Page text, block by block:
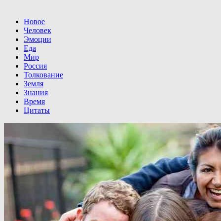
Новое
Человек
Эмоции
Еда
Мир
Россия
Толкование
Земля
Знания
Время
Цитаты